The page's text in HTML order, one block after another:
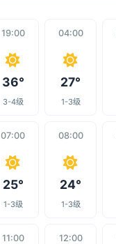
19:00
36°
3-4级
04:00
27°
1-3级
07:00
25°
1-3级
08:00
24°
1-3级
11:00 12:00